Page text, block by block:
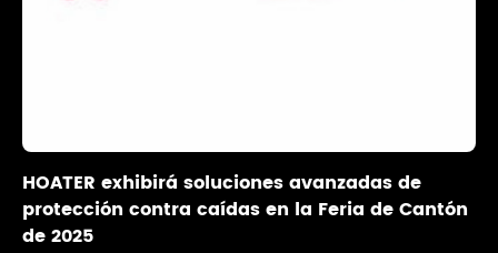
HOATER exhibirá soluciones avanzadas de
protección contra caídas en la Feria de Cantón
de 2025